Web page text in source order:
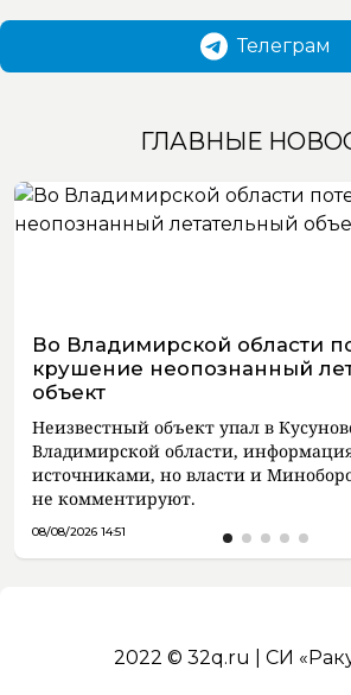
Телеграм
ГЛАВНЫЕ
Во Владимирской области
крушение неопознанный
объект
Неизвестный объект упал в
Владимирской области,
источниками, но власти и
не комментируют.
08/08/2026 14:51
2022 © 32q.ru | СИ